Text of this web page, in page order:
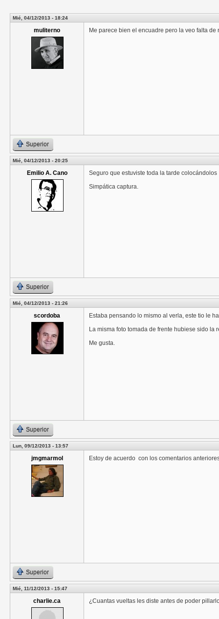
Mié, 04/12/2013 - 18:24
muliterno Me parece bien el encuadre pero la veo falta de
Superior
Mié, 04/12/2013 - 20:25
Emilio A. Cano
Seguro que estuviste toda la tarde colocándolos
Simpática captura.
Superior
Mié, 04/12/2013 - 21:26
scordoba
Estaba pensando lo mismo al verla, este tio le
La misma foto tomada de frente hubiese sido la
Me gusta.
Superior
Lun, 09/12/2013 - 13:57
jmgmarmol Estoy de acuerdo con los comentarios
Superior
Mié, 11/12/2013 - 15:47
charlie.ca ¿Cuantas vueltas les diste antes de poder